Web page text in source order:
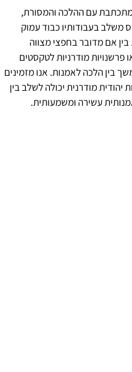
מתכתבת עם ההלכה והמסורת,
משלב בעבודותיו כבוד עמוק
אם מדובר בחפצי מצווה
פרשנויות מודרניות לטקסטים
בין הלכה לאמנות. אנו מזמינים
מודרנית יכולה לשלב בין
עשירה ומשמעותית.